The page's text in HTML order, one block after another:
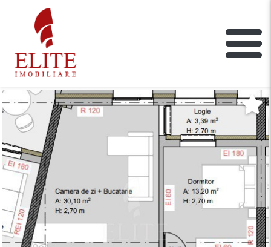
ELITE IMOBILIARE
Main Nav